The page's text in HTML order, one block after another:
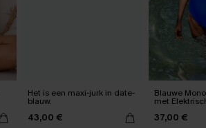
Het is een maxi-jurk in date-
blauw.
43,00 €
Blauwe
met
37,00 €